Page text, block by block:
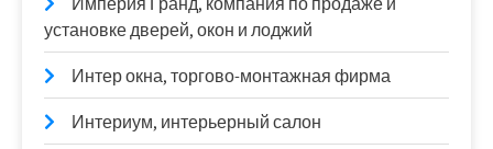
установке дверей, окон и лоджий
Интер окна, торгово-монтажная фирма
Интериум, интерьерный салон